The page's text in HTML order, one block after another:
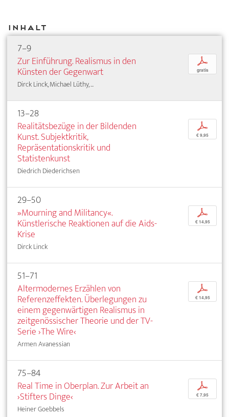
Inhalt
7–9
Zur Einführung. Realismus in den
Künsten der Gegenwart
Dirck Linck, Michael Lüthy, ...
p
gratis
13–28
Realitätsbezüge in der Bildenden
Kunst. Subjektkritik,
Repräsentationskritik und
Statistenkunst
Diedrich Diederichsen
p
€ 9,95
29–50
»Mourning and Militancy«.
Künstlerische Reaktionen auf die Aids-
Krise
Dirck Linck
p
€ 14,95
51–71
Altermodernes Erzählen von
Referenzeffekten. Überlegungen zu
einem gegenwärtigen Realismus in
zeitgenössischer Theorie und der TV-
Serie ›The Wire‹
Armen Avanessian
p
€ 14,95
75–84
Real Time in Oberplan. Zur Arbeit an
›Stifters Dinge‹
Heiner Goebbels
p
€ 7,95